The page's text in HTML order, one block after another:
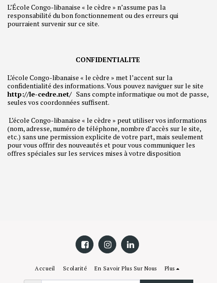
L’École Congo-libanaise « le cèdre » n’assume pas la
responsabilité du bon fonctionnement ou des erreurs qui
pourraient survenir sur ce site.
CONFIDENTIALITE
L’école Congo-libanaise « le cèdre » met l’accent sur la
confidentialité des informations. Vous pouvez naviguer sur le site
http://le-cedre.net/Sans compte informatique ou mot de passe,
seules vos coordonnées suffisent.
L’école Congo-libanaise « le cèdre » peut utiliser vos informations
(nom, adresse, numéro de téléphone, nombre d’accès sur le site,
etc.) sans une permission explicite de votre part, mais seulement
pour vous offrir des nouveautés et pour vous communiquer les
offres spéciales sur les services mises à votre disposition
Accueil Scolarité En Savoir Plus Sur Nous Plus